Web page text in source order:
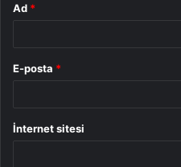
Ad *
E-posta *
İnternet sitesi